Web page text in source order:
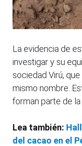
La evidencia de
investigar y su
sociedad Virú,
mismo nombre.
forman parte de
Lea también:
del cacao en el